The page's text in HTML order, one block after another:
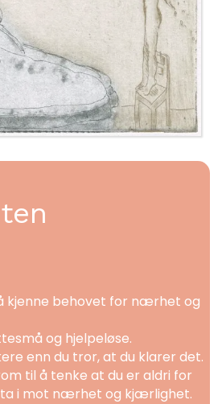
kjenne behovet for nærhet og
og hjelpeløse.
enn du tror, at du klarer det.
til å tenke at du er aldri for
i mot nærhet og kjærlighet.